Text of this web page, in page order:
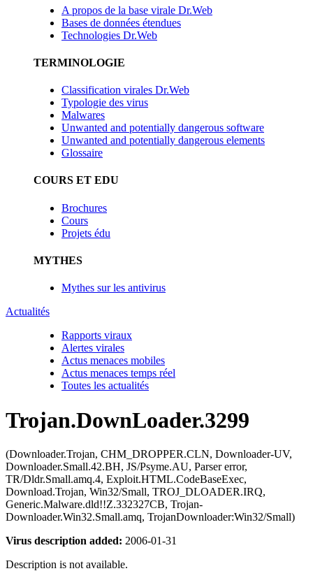
A propos de la base virale Dr.Web
Bases de données étendues
Technologies Dr.Web
TERMINOLOGIE
Classification virales Dr.Web
Typologie des virus
Malwares
Unwanted and potentially dangerous software
Unwanted and potentially dangerous elements
Glossaire
COURS ET EDU
Brochures
Cours
Projets édu
MYTHES
Mythes sur les antivirus
Actualités
Rapports viraux
Alertes virales
Actus menaces mobiles
Actus menaces temps réel
Toutes les actualités
Trojan.DownLoader.3299
(Downloader.Trojan, CHM_DROPPER.CLN, Downloader-UV,
Downloader.Small.42.BH, JS/Psyme.AU, Parser error,
TR/Dldr.Small.amq.4, Exploit.HTML.CodeBaseExec,
Download.Trojan, Win32/Small, TROJ_DLOADER.IRQ,
Generic.Malware.dld!!Z.332327CB, Trojan-
Downloader.Win32.Small.amq, TrojanDownloader:Win32/Small)
Virus description added: 2006-01-31
Description is not available.